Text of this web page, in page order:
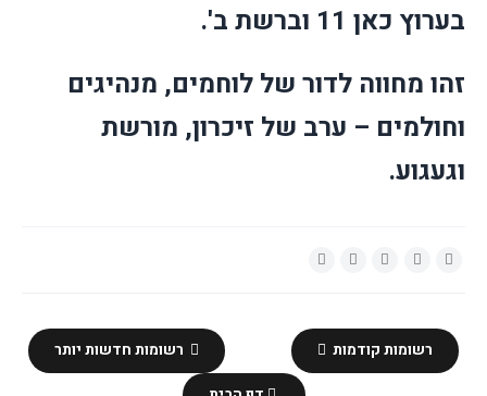
בערוץ כאן 11 וברשת ב'.
זהו מחווה לדור של לוחמים, מנהיגים
וחולמים – ערב של זיכרון, מורשת
וגעגוע.
רשומות חדשות יותר רשומות קודמות